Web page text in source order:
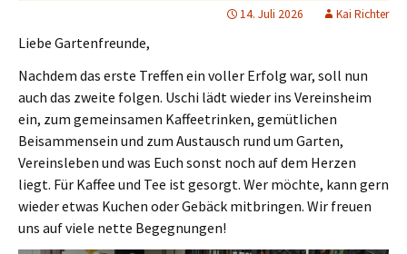
14. Juli 2026 Kai Richter
Liebe Gartenfreunde,
Nachdem das erste Treffen ein voller Erfolg war, soll nun
auch das zweite folgen. Uschi lädt wieder ins Vereinsheim
ein, zum gemeinsamen Kaffeetrinken, gemütlichen
Beisammensein und zum Austausch rund um Garten,
Vereinsleben und was Euch sonst noch auf dem Herzen
liegt. Für Kaffee und Tee ist gesorgt. Wer möchte, kann gern
wieder etwas Kuchen oder Gebäck mitbringen. Wir freuen
uns auf viele nette Begegnungen!